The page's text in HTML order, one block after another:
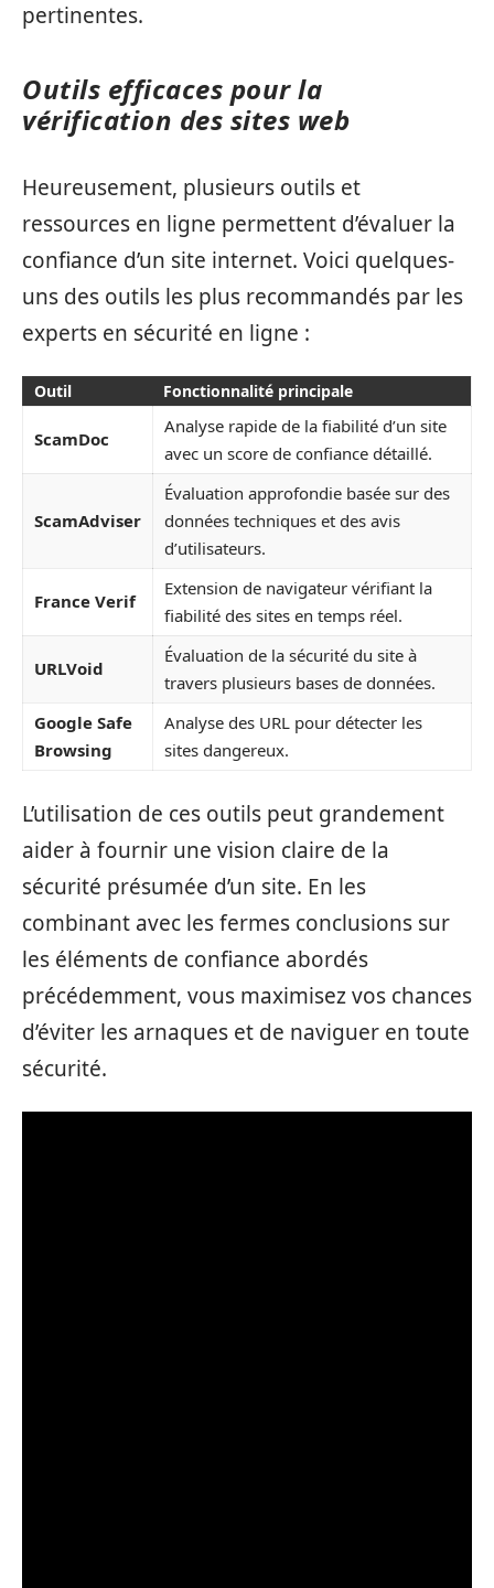
pertinentes.
Outils efficaces pour la
vérification des sites web
Heureusement, plusieurs outils et
ressources en ligne permettent d’évaluer la
confiance d’un site internet. Voici quelques-
uns des outils les plus recommandés par les
experts en sécurité en ligne :
Outil Fonctionnalité principale
ScamDoc
Analyse rapide de la fiabilité d’un site
avec un score de confiance détaillé.
ScamAdviser
Évaluation approfondie basée sur des
données techniques et des avis
d’utilisateurs.
France Verif
Extension de navigateur vérifiant la
fiabilité des sites en temps réel.
URLVoid
Évaluation de la sécurité du site à
travers plusieurs bases de données.
Google Safe
Browsing
Analyse des URL pour détecter les
sites dangereux.
L’utilisation de ces outils peut grandement
aider à fournir une vision claire de la
sécurité présumée d’un site. En les
combinant avec les fermes conclusions sur
les éléments de confiance abordés
précédemment, vous maximisez vos chances
d’éviter les arnaques et de naviguer en toute
sécurité.